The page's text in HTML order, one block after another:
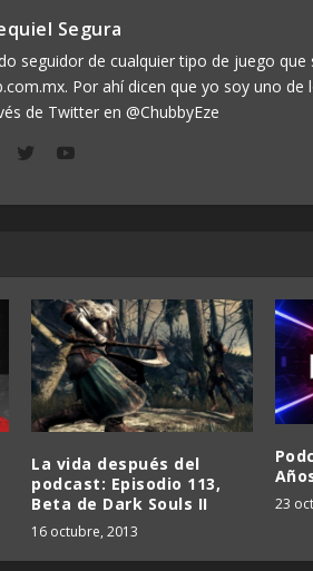
Segura
seguidor de cualquier tipo de juego
Por ahí dicen que yo soy uno
de Twitter en @ChubbyEze
La vida después del
podcast: Episodio 113,
Beta de Dark Souls II
16 octubre, 2013
23